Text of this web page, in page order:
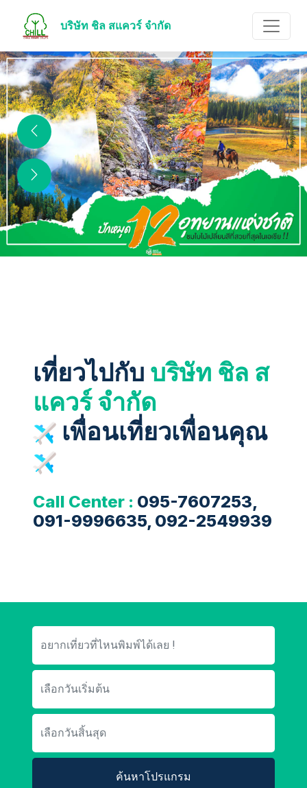
บริษัท ชิล สแควร์ จำกัด
เที่ยวไปกับ บริษัท ชิล ส
แควร์ จำกัด
เพื่อนเที่ยวเพื่อนคุณ
Call Center : 095-7607253,
091-9996635, 092-2549939
ค้นหาโปรแกรม